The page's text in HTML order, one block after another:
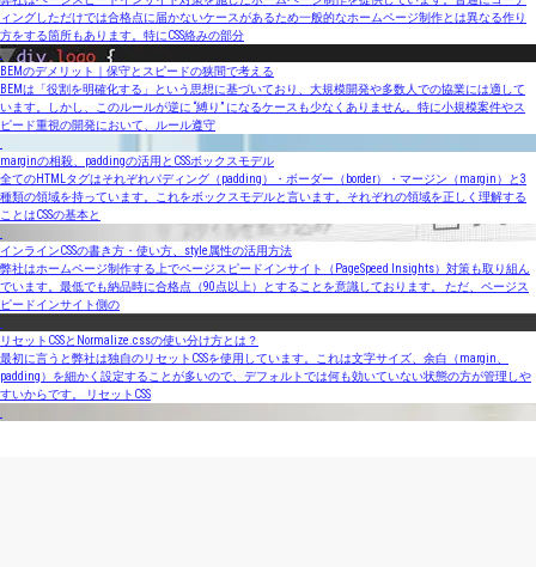
ィングしただけでは合格点に届かないケースがあるため一般的なホームページ制作とは異なる作り
方をする箇所もあります。特にCSS絡みの部分
BEMのデメリット｜保守とスピードの狭間で考える
BEMは「役割を明確化する」という思想に基づいており、大規模開発や多数人での協業には適して
います。しかし、このルールが逆に “縛り” になるケースも少なくありません。特に小規模案件やス
ピード重視の開発において、ルール遵守
marginの相殺、paddingの活用とCSSボックスモデル
全てのHTMLタグはそれぞれパディング（padding）・ボーダー（border）・マージン（margin）と3
種類の領域を持っています。これをボックスモデルと言います。それぞれの領域を正しく理解する
ことはCSSの基本と
インラインCSSの書き方・使い方、style属性の活用方法
弊社はホームページ制作する上でページスピードインサイト（PageSpeed Insights）対策も取り組ん
でいます。最低でも納品時に合格点（90点以上）とすることを意識しております。 ただ、ページス
ピードインサイト側の
リセットCSSとNormalize.cssの使い分け方とは？
最初に言うと弊社は独自のリセットCSSを使用しています。これは文字サイズ、余白（margin、
padding）を細かく設定することが多いので、デフォルトでは何も効いていない状態の方が管理しや
すいからです。 リセットCSS